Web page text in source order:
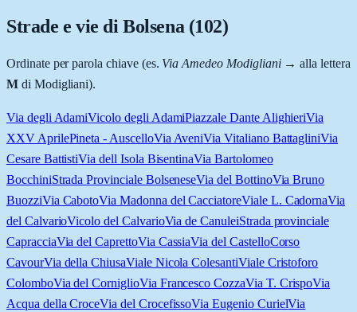
Strade e vie diBolsena (102)
Ordinate per parola chiave (es. Via Amedeo Modigliani→ alla lettera
Mdi Modigliani).
Via degli AdamiVicolo degli AdamiPiazzale Dante AlighieriVia
XXV AprilePineta - AuscelloVia AveniVia Vitaliano BattagliniVia
Cesare BattistiVia dell Isola BisentinaVia Bartolomeo
BocchiniStrada Provinciale BolseneseVia del BottinoVia Bruno
BuozziVia CabotoVia Madonna del CacciatoreViale L. CadornaVia
del CalvarioVicolo del CalvarioVia de CanuleiStrada provinciale
CapracciaVia del CaprettoVia CassiaVia del CastelloCorso
CavourVia della ChiusaViale Nicola ColesantiViale Cristoforo
ColomboVia del CorniglioVia Francesco CozzaVia T. CrispoVia
Acqua della CroceVia del CrocefissoVia Eugenio CurielVia